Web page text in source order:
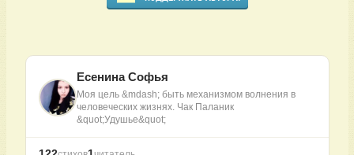
Есенина Софья
Моя цель &mdash; быть механизмом волнения в
человеческих жизнях. Чак Паланик
&quot;Удушье&quot;